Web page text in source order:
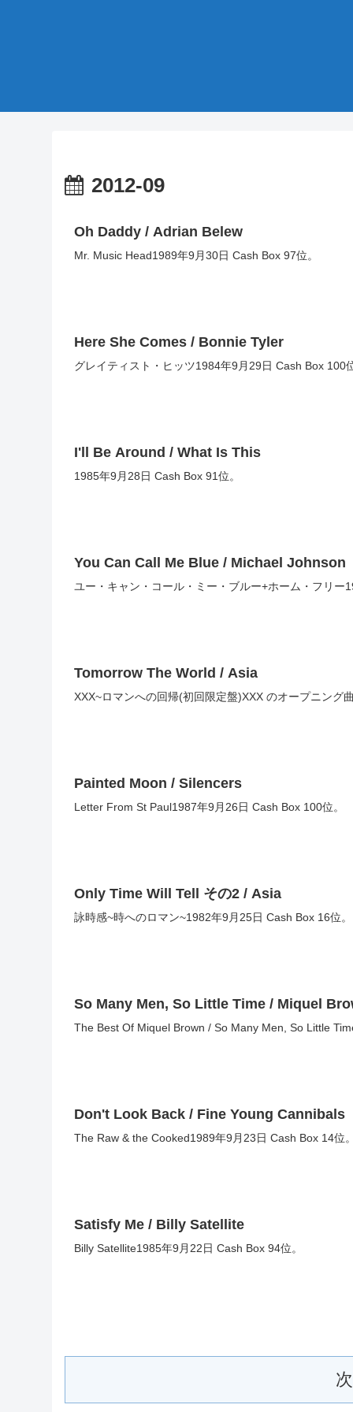
2012-09
Oh Daddy / Adrian Belew
Mr. Music Head1989年9月30日 Cash Box 97位。
Here She Comes / Bonnie Tyler
グレイティスト・ヒッツ1984年9月29日 Cash Box 100
I'll Be Around / What Is This
1985年9月28日 Cash Box 91位。
You Can Call Me Blue / Michael Johnson
ユー・キャン・コール・ミー・ブルー+ホーム・フリー
Tomorrow The World / Asia
XXX~ロマンへの回帰(初回限定盤)XXX のオープニング
Painted Moon / Silencers
Letter From St Paul1987年9月26日 Cash Box 100位。
Only Time Will Tell その2 / Asia
詠時感~時へのロマン~1982年9月25日 Cash Box 16位
So Many Men, So Little Time / Miquel
The Best Of Miquel Brown / So Many Men, So Little
Don't Look Back / Fine Young Cannibals
The Raw & the Cooked1989年9月23日 Cash Box 14位
Satisfy Me / Billy Satellite
Billy Satellite1985年9月22日 Cash Box 94位。